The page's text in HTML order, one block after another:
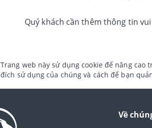
Quý khách cần thêm thông tin
Trang web này sử dụng cookie để nâng
đích sử dụng của chúng và cách để bạn
Về